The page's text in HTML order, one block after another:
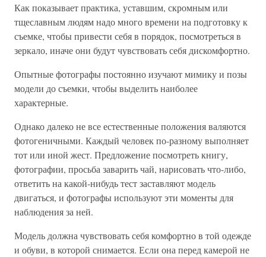
Как показывает практика, уставшим, скромным или
тщеславным людям надо много времени на подготовку к
съемке, чтобы привести себя в порядок, посмотреться в
зеркало, иначе они будут чувствовать себя дискомфортно.
Опытные фотографы постоянно изучают мимику и позы
модели до съемки, чтобы выделить наиболее
характерные.
Однако далеко не все естественные положения валяются
фотогеничными. Каждый человек по-разному выполняет
тот или иной жест. Предложение посмотреть книгу,
фотографии, просьба заварить чай, нарисовать что-либо,
ответить на какой-нибудь тест заставляют модель
двигаться, и фотографы используют эти моменты для
наблюдения за ней.
Модель должна чувствовать себя комфортно в той одежде
и обуви, в которой снимается. Если она перед камерой не